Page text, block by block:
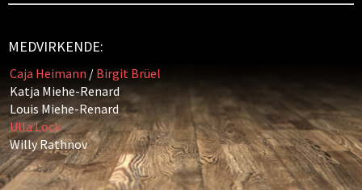
MEDVIRKENDE:
Caja Heimann / Birgit Brüel
Katja Miehe-Renard
Louis Miehe-Renard
Ulla Lock
Willy Rathnov